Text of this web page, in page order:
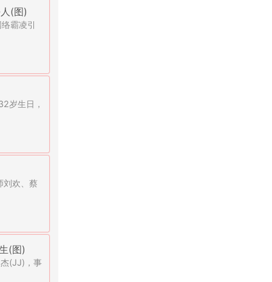
(图)
霸凌引
岁生日，
刘欢、蔡
(图)
(JJ)，事